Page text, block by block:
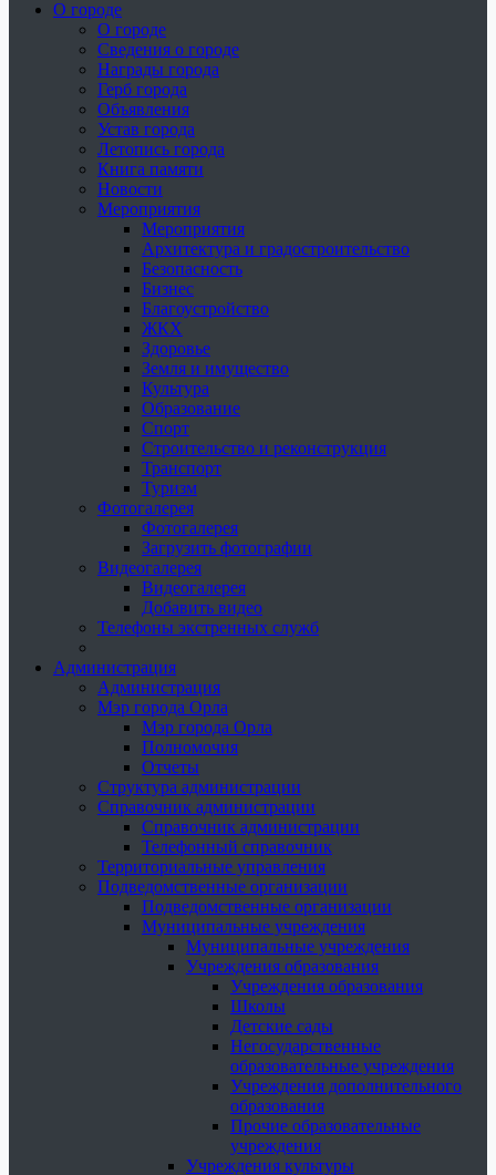
О городе
О городе
Сведения о городе
Награды города
Герб города
Объявления
Устав города
Летопись города
Книга памяти
Новости
Мероприятия
Мероприятия
Архитектура и градостроительство
Безопасность
Бизнес
Благоустройство
ЖКХ
Здоровье
Земля и имущество
Культура
Образование
Спорт
Строительство и реконструкция
Транспорт
Туризм
Фотогалерея
Фотогалерея
Загрузить фотографии
Видеогалерея
Видеогалерея
Добавить видео
Телефоны экстренных служб
Администрация
Администрация
Мэр города Орла
Мэр города Орла
Полномочия
Отчеты
Структура администрации
Справочник администрации
Справочник администрации
Телефонный справочник
Территориальные управления
Подведомственные организации
Подведомственные организации
Муниципальные учреждения
Муниципальные учреждения
Учреждения образования
Учреждения образования
Школы
Детские сады
Негосударственные
образовательные учреждения
Учреждения дополнительного
образования
Прочие образовательные
учреждения
Учреждения культуры